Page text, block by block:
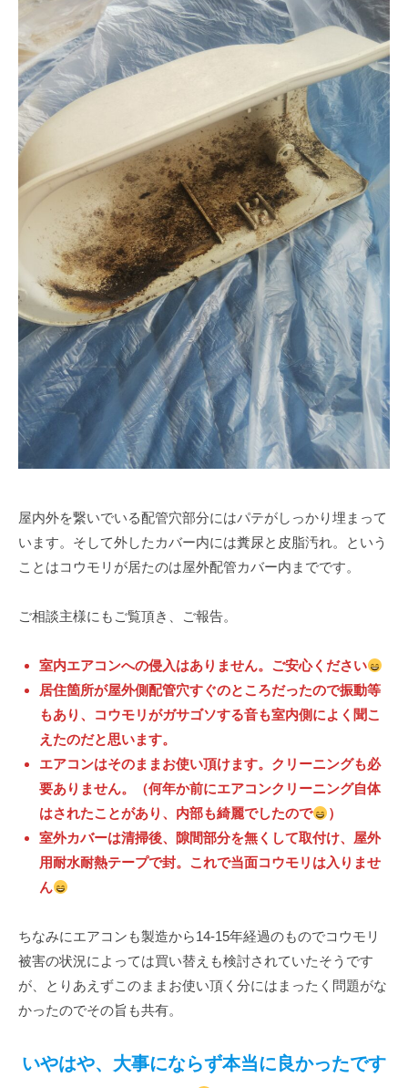
屋内外を繋いでいる配管穴部分にはパテがしっかり埋まって
います。そして外したカバー内には糞尿と皮脂汚れ。という
ことはコウモリが居たのは屋外配管カバー内までです。
ご相談主様にもご覧頂き、ご報告。
室内エアコンへの侵入はありません。ご安心ください
居住箇所が屋外側配管穴すぐのところだったので振動等
もあり、コウモリがガサゴソする音も室内側によく聞こ
えたのだと思います。
エアコンはそのままお使い頂けます。クリーニングも必
要ありません。（何年か前にエアコンクリーニング自体
はされたことがあり、内部も綺麗でしたので
）
室外カバーは清掃後、隙間部分を無くして取付け、屋外
用耐水耐熱テープで封。これで当面コウモリは入りませ
ん
ちなみにエアコンも製造から14-15年経過のものでコウモリ
被害の状況によっては買い替えも検討されていたそうです
が、とりあえずこのままお使い頂く分にはまったく問題がな
かったのでその旨も共有。
いやはや、大事にならず本当に良かったです